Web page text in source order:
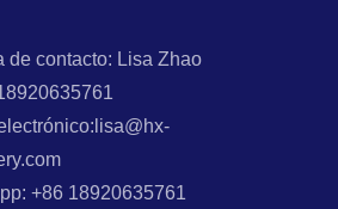
de contacto: Lisa Zhao
+86 18920635761